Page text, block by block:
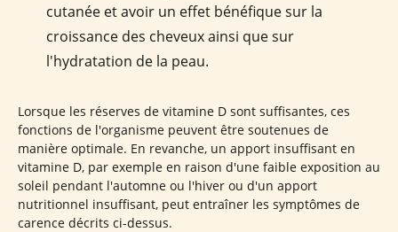
cutanée et avoir un effet bénéfique sur la
croissance des cheveux ainsi que sur
l'hydratation de la peau.
Lorsque les réserves de vitamine D sont suffisantes, ces
fonctions de l'organisme peuvent être soutenues de
manière optimale. En revanche, un apport insuffisant en
vitamine D, par exemple en raison d'une faible exposition au
soleil pendant l'automne ou l'hiver ou d'un apport
nutritionnel insuffisant, peut entraîner les symptômes de
carence décrits ci-dessus.